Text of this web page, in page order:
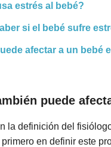
estrés al bebé?
si el bebé sufre
afectar a un bebé
puede
la definición del
en definir este